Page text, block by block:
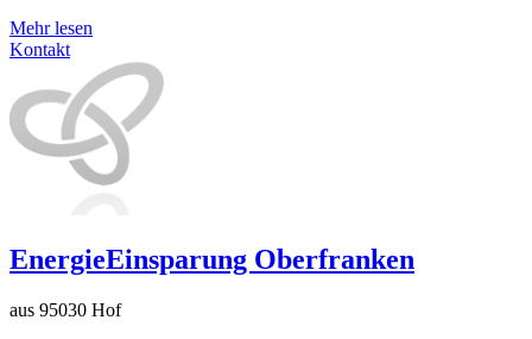
Mehr lesen
Kontakt
EnergieEinsparung Oberfranken
aus 95030 Hof